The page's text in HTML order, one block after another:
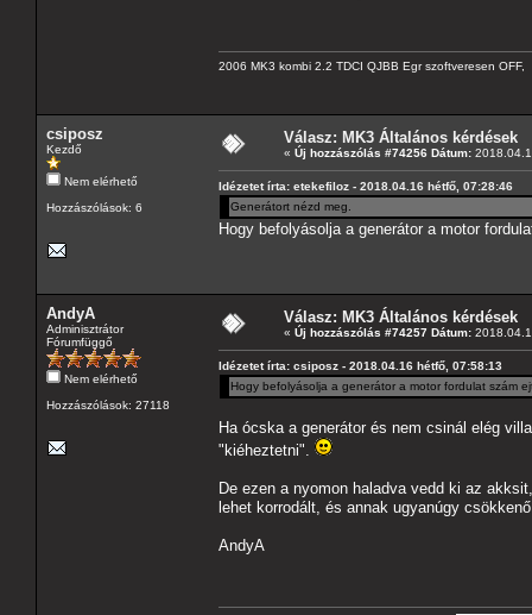
2006 MK3 kombi 2.2 TDCI QJBB Egr szoftveresen OFF,
csiposz
Kezdő
Nem elérhető
Hozzászólások: 6
Válasz: MK3 Általános kérdések
« Új hozzászólás #74256 Dátum:
Idézetet írta: etekefiloz - 2018.04.16 hétfő, 07:28:46
Generátort nézd meg.
Hogy befolyásolja a generátor a motor
AndyA
Adminisztrátor
Fórumfüggő
Nem elérhető
Hozzászólások: 27118
Válasz: MK3 Általános kérdések
« Új hozzászólás #74257 Dátum:
Idézetet írta: csiposz - 2018.04.16 hétfő, 07:58:13
Hogy befolyásolja a generátor a motor fordulat szám
Ha ócska a generátor és nem csinál elég
"kiéheztetni".
De ezen a nyomon haladva vedd ki az
lehet korrodált, és annak ugyanúgy
AndyA